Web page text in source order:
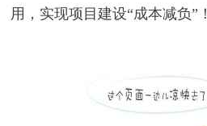
用，实现项目建设“成本减负”！